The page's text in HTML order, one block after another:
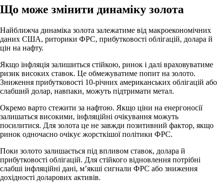
Що може змінити динаміку золота
Найближча динаміка золота залежатиме від макроекономічних
даних США, риторики ФРС, прибутковості облігацій, долара й
цін на нафту.
Якщо інфляція залишиться стійкою, ринок і далі враховуватиме
ризик високих ставок. Це обмежуватиме попит на золото.
Зниження прибутковості 10-річних американських облігацій або
слабший долар, навпаки, можуть підтримати метал.
Окремо варто стежити за нафтою. Якщо ціни на енергоносії
залишаться високими, інфляційні очікування можуть
посилитися. Для золота це не завжди позитивний фактор, якщо
ринок одночасно очікує жорсткішої політики ФРС.
Поки золото залишається під впливом ставок, долара й
прибутковості облігацій. Для стійкого відновлення потрібні
слабші інфляційні дані, м’якші сигнали ФРС або зниження
дохідності доларових активів.